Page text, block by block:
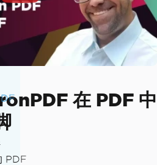
PDF
在 PDF 中